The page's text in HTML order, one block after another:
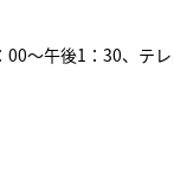
～午後1：30、テ